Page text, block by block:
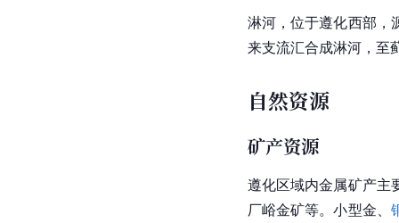
淋河，位于遵化西部，
来支流汇合成淋河，至
自然资源
矿产资源
遵化区域内金属矿产主
厂峪金矿等。小型金、